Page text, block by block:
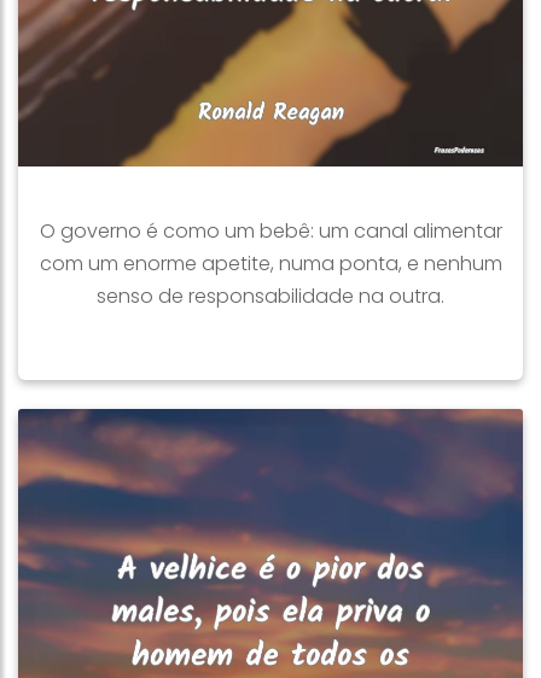
O governo é como um bebê: um canal alimentar
com um enorme apetite, numa ponta, e nenhum
senso de responsabilidade na outra.